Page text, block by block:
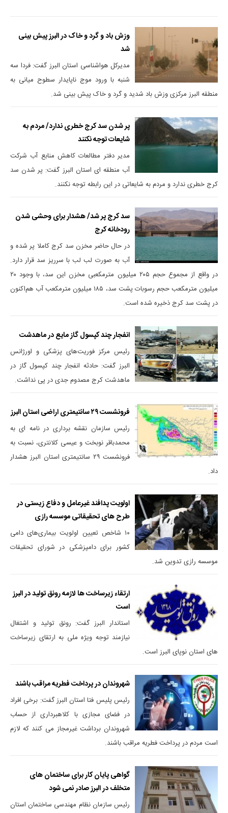
وزش باد و گرد و خاک در البرز پیش بینی
شد
مدیرکل هواشناسی استان البرز گفت: فردا سه
شنبه با ورود موج ناپایدار سطوح میانی به
منطقه البرز مرکزی وزش باد شدید و گرد و خاک پیش بینی شد.
پر شدن سد کرج خطری ندارد/ مردم به
شایعات توجه نکنند
مدیر دفتر مطالعات کاهش منابع آب شرکت
آب منطقه ای استان البرز گفت: پر شدن سد
کرج خطری ندارد و مردم به شایعاتی در این رابطه توجه نکنند.
سد کرج پر شد/ هشدار برای وحشی شدن
رودخانه کرج
در حال حاضر مخزن سد کرج کاملا پر شده و
آب به صورت لب لب با سرریز سد قرار دارد.
در واقع از مجموع حجم ۲۰۵ میلیون مترمکعبی مخزن این سد، با وجود ۲۰
میلیون مترمکعب حجم رسوبات پشت سد، ۱۸۵ میلیون مترمکعب آب هم‌اکنون
در پشت سد کرج ذخیره شده است.
انفجار چند کپسول گاز مایع در ماهدشت
‌رئیس مرکز فوریت‌های پزشکی و اورژانس
البرز گفت: حادثه انفجار چند کپسول گاز در
ماهدشت کرج مصدوم جدی در پی نداشت.
فرونشست ٢٩ سانتیمتری اراضی استان البرز
رئیس سازمان نقشه برداری در نامه ای به
محمدباقر نوبخت و عیسی کلانتری، نسبت به
فرونشست ٢٩ سانتیمتری استان البرز هشدار
داد.
اولویت پدافند غیرعامل و دفاع زیستی در
طرح های تحقیقاتی موسسه رازی
۱۰ شاخص تعیین اولویت بیماری‌های دامی
کشور برای دامپزشکی در شورای تحقیقات
موسسه رازی تدوین شد.
ارتقاء زیرساخت ها لازمه رونق تولید در البرز
است
استاندار البرز گفت: رونق تولید و اشتغال
نیازمند توجه ویژه ملی به ارتقای زیرساخت
های استان نوپای البرز است.
شهروندان در پرداخت فطریه مراقب باشند
رئیس پلیس فتا استان البرز گفت: برخی افراد
در فضای مجازی با کلاهبرداری از حساب
شهروندان برداشت غیرمجاز می کنند که لازم
است مردم در پرداخت فطریه مراقب باشند.
گواهی پایان کار برای ساختمان های
متخلف در البرز صادر نمی شود
رئیس سازمان نظام مهندسی ساختمان استان